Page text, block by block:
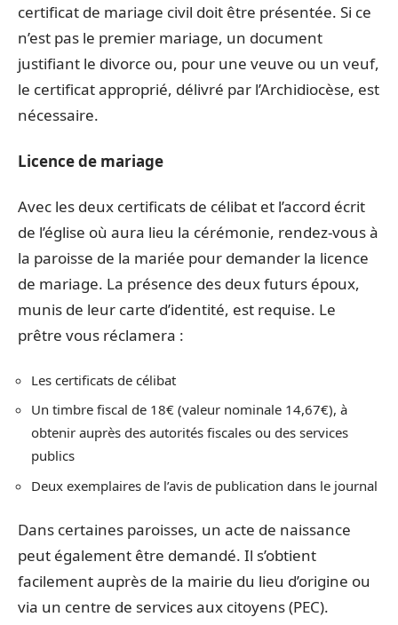
certificat de mariage civil doit être présentée. Si ce
n’est pas le premier mariage, un document
justifiant le divorce ou, pour une veuve ou un veuf,
le certificat approprié, délivré par l’Archidiocèse, est
nécessaire.
Licence de mariage
Avec les deux certificats de célibat et l’accord écrit
de l’église où aura lieu la cérémonie, rendez-vous à
la paroisse de la mariée pour demander la licence
de mariage. La présence des deux futurs époux,
munis de leur carte d’identité, est requise. Le
prêtre vous réclamera :
Les certificats de célibat
Un timbre fiscal de 18€ (valeur nominale 14,67€), à
obtenir auprès des autorités fiscales ou des services
publics
Deux exemplaires de l’avis de publication dans le journal
Dans certaines paroisses, un acte de naissance
peut également être demandé. Il s’obtient
facilement auprès de la mairie du lieu d’origine ou
via un centre de services aux citoyens (PEC).